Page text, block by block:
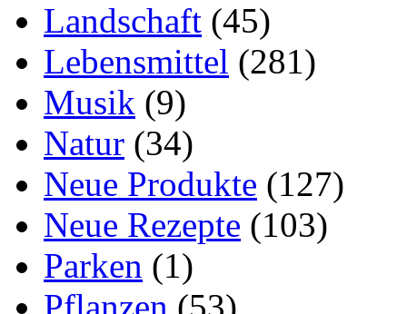
Landschaft (45)
Lebensmittel (281)
Musik (9)
Natur (34)
Neue Produkte (127)
Neue Rezepte (103)
Parken (1)